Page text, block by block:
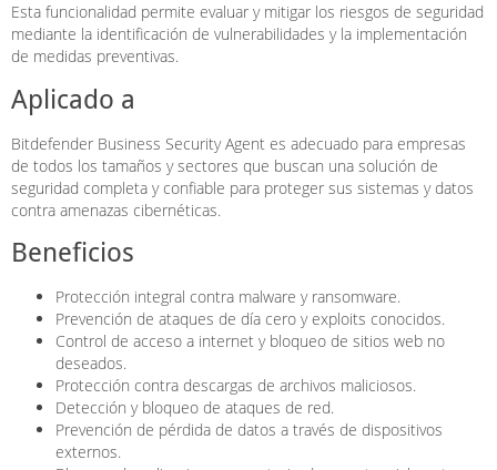
Esta funcionalidad permite evaluar y mitigar los riesgos de seguridad
mediante la identificación de vulnerabilidades y la implementación
de medidas preventivas.
Aplicado a
Bitdefender Business Security Agent es adecuado para empresas
de todos los tamaños y sectores que buscan una solución de
seguridad completa y confiable para proteger sus sistemas y datos
contra amenazas cibernéticas.
Beneficios
Protección integral contra malware y ransomware.
Prevención de ataques de día cero y exploits conocidos.
Control de acceso a internet y bloqueo de sitios web no
deseados.
Protección contra descargas de archivos maliciosos.
Detección y bloqueo de ataques de red.
Prevención de pérdida de datos a través de dispositivos
externos.